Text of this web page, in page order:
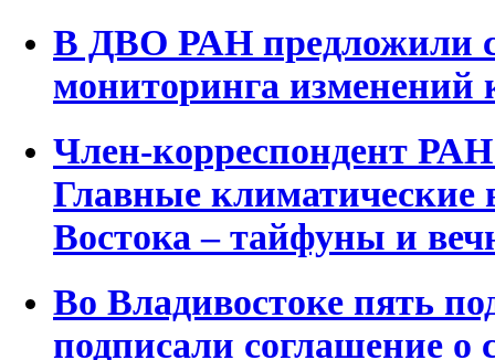
В ДВО РАН предложили
мониторинга изменений
Член-корреспондент
Главные климатические
Востока – тайфуны и
Во Владивостоке пять
подписали соглашение о